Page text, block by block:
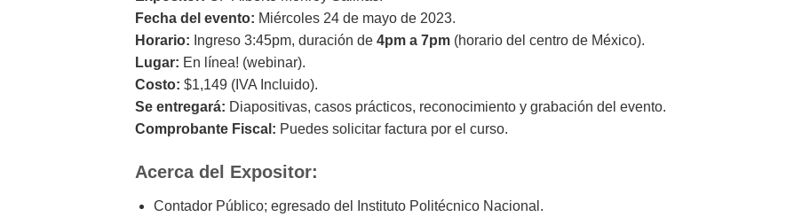
Fecha del evento: Miércoles 24 de mayo de 2023.
Horario: Ingreso 3:45pm, duración de 4pm a 7pm (horario del centro de México).
Lugar: En línea! (webinar).
Costo: $1,149 (IVA Incluido).
Se entregará: Diapositivas, casos prácticos, reconocimiento y grabación del evento.
Comprobante Fiscal: Puedes solicitar factura por el curso.
Acerca del Expositor:
Contador Público; egresado del Instituto Politécnico Nacional.